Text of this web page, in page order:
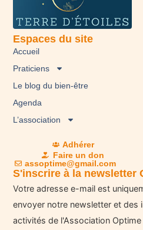
Espaces du site
Accueil
Praticiens
Le blog du bien-être
Agenda
L’association
Adhérer
Faire un don
assoptime@gmail.com
S'inscrire à la newsletter
Votre adresse e-mail est
envoyer notre newsletter et des
activités de l'Association